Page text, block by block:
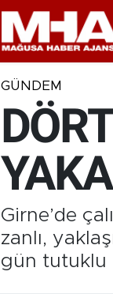
GÜNDEM
Girne’de
zanlı,
gün tutuklu